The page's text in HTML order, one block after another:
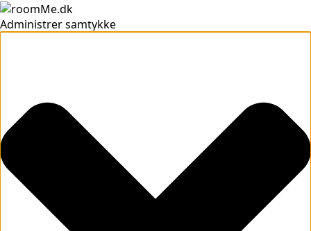
Administrer samtykke